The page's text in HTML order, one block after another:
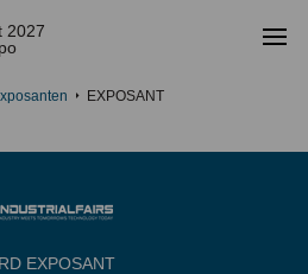
2027
EXPOSANT
EXPOSANT